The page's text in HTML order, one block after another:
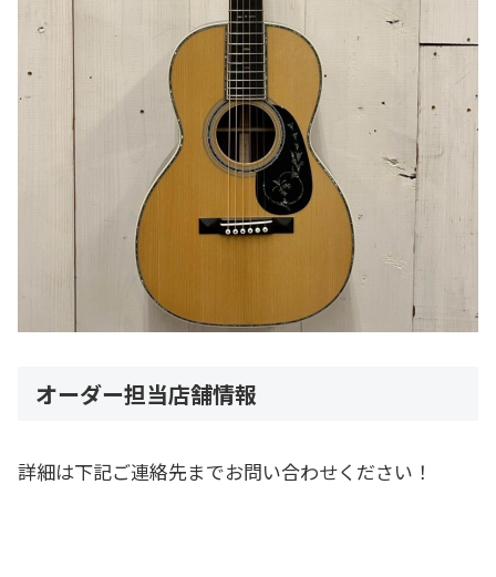
オーダー担当店舗情報
詳細は下記ご連絡先までお問い合わせください！